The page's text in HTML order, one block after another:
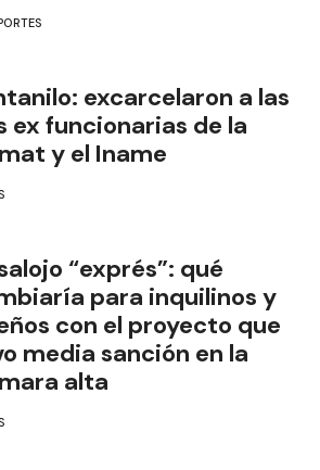
excarcelaron a las
ex funcionarias de la
y el Iname
“exprés”: qué
para inquilinos y
con el proyecto que
media sanción en la
alta